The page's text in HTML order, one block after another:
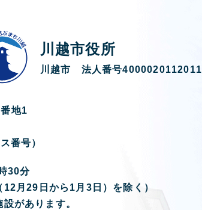
川越市役所
川越市 法人番号4000020112011
地1
番号）
30分
月29日から1月3日）を除く）
があります。